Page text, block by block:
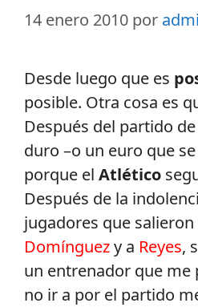
14 enero 2010 por
Desde luego que es
posible. Otra cosa es
Después del partido
duro –o un euro que
porque el Atlético
Después de la
jugadores que salieron
Domínguezy a Reyes,
un entrenador que me
no ir a por el partido